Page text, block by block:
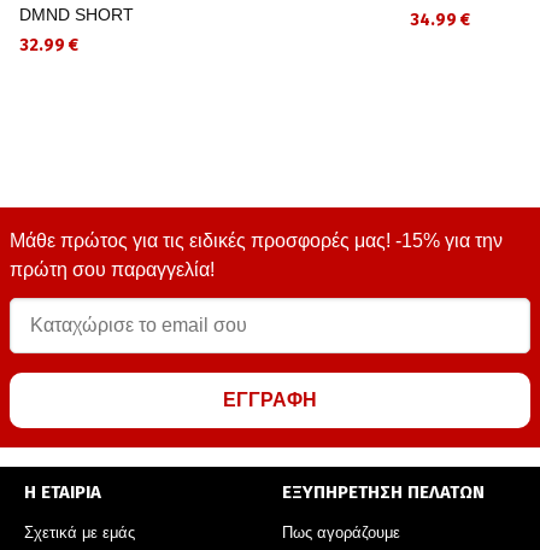
DMND SHORT
32.99 €
34.99 €
Μάθε πρώτος για τις ειδικές προσφορές μας! -15% για την
πρώτη σου παραγγελία!
ΕΓΓΡΑΦΗ
Η ΕΤΑΙΡΙΑ
Σχετικά με εμάς
ΕΞΥΠΗΡΕΤΗΣΗ ΠΕΛΑΤΩΝ
Πως αγοράζουμε